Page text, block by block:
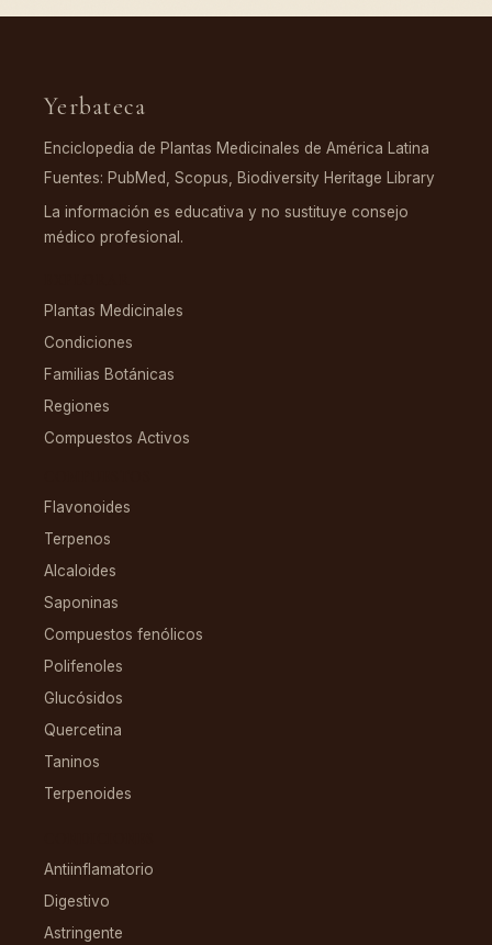
Yerbateca
Enciclopedia de Plantas Medicinales de América Latina
Fuentes: PubMed, Scopus, Biodiversity Heritage Library
La información es educativa y no sustituye consejo
médico profesional.
Plantas Medicinales
Condiciones
Familias Botánicas
Regiones
Compuestos Activos
Flavonoides
Terpenos
Alcaloides
Saponinas
Compuestos fenólicos
Polifenoles
Glucósidos
Quercetina
Taninos
Terpenoides
Antiinflamatorio
Digestivo
Astringente